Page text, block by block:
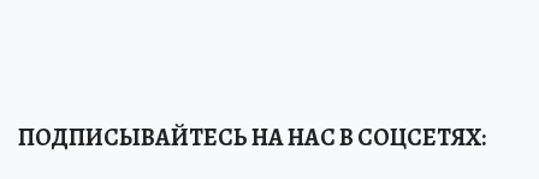
ПОДПИСЫВАЙТЕСЬ НА НАС В СОЦСЕТЯХ: